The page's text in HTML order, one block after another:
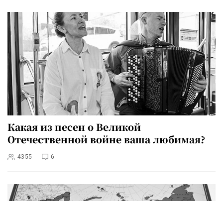
Какая из песен о Великой
Отечественной войне ваша любимая?
4355 6